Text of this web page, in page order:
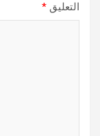
التعليق *